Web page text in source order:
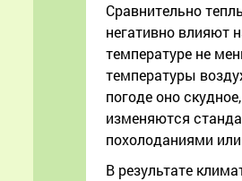
Сравнительно
негативно влияют
температуре не
температуры
погоде оно
изменяются
похолоданиями
В результате